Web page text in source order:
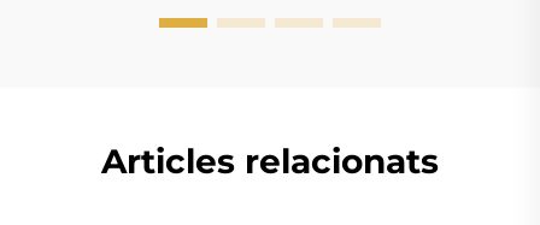
Articles relacionats